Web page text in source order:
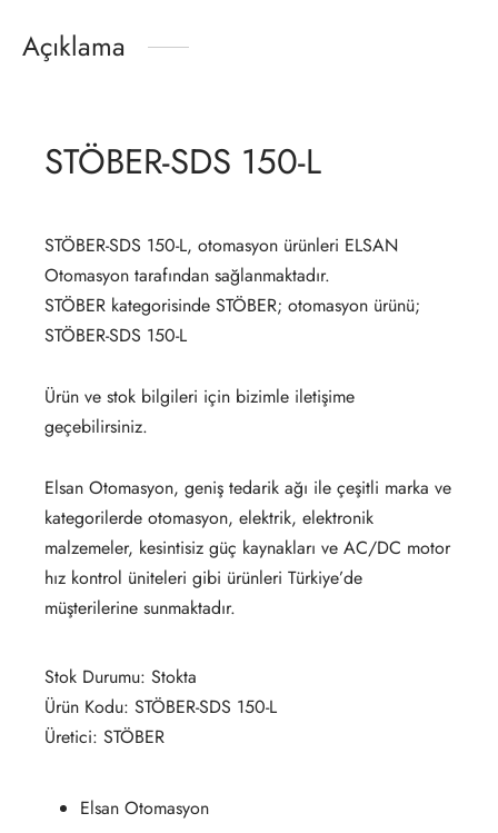
Açıklama
STÖBER-SDS 150-L
STÖBER-SDS 150-L, otomasyon ürünleri ELSAN
Otomasyon tarafından sağlanmaktadır.
STÖBER kategorisinde STÖBER; otomasyon ürünü;
STÖBER-SDS 150-L
Ürün ve stok bilgileri için bizimle iletişime
geçebilirsiniz.
Elsan Otomasyon, geniş tedarik ağı ile çeşitli marka ve
kategorilerde otomasyon, elektrik, elektronik
malzemeler, kesintisiz güç kaynakları ve AC/DC motor
hız kontrol üniteleri gibi ürünleri Türkiye’de
müşterilerine sunmaktadır.
Stok Durumu: Stokta
Ürün Kodu: STÖBER-SDS 150-L
Üretici: STÖBER
Elsan Otomasyon